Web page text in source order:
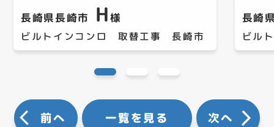
長崎県長崎市 H様
ビルトインコンロ 取替工事 長崎市
長崎
ビル
前へ 一覧を見る 次へ